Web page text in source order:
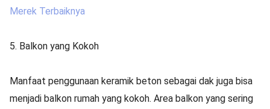
Merek Terbaiknya
5. Balkon yang Kokoh
Manfaat penggunaan keramik beton sebagai dak juga bisa
menjadi balkon rumah yang kokoh. Area balkon yang sering